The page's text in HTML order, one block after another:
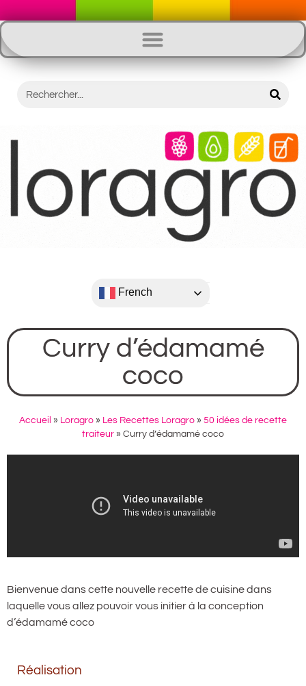
French
Curry d’édamamé
coco
Accueil » Loragro » Les Recettes Loragro » 50 idées de recette
traiteur » Curry d’édamamé coco
Bienvenue dans cette nouvelle recette de cuisine dans
laquelle vous allez pouvoir vous initier à la conception
d’édamamé coco
Réalisation